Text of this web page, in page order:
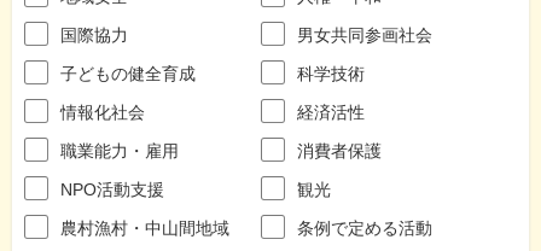
国際協力
男女共同参画社会
子どもの健全育成
科学技術
情報化社会
経済活性
職業能力・雇用
消費者保護
NPO活動支援
観光
農村漁村・中山間地域
条例で定める活動